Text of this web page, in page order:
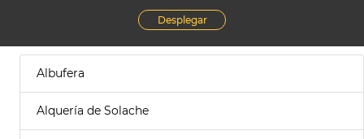
Desplegar
Albufera
Alquería de Solache